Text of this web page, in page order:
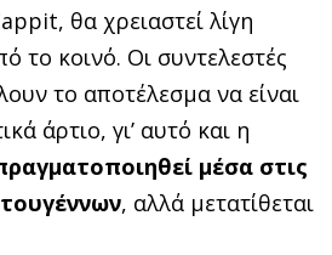
θα χρειαστεί λίγη
το κοινό. Οι συντελεστές
το αποτέλεσμα να είναι
άρτιο, γι’ αυτό και η
μέσα στις
, αλλά μετατίθεται